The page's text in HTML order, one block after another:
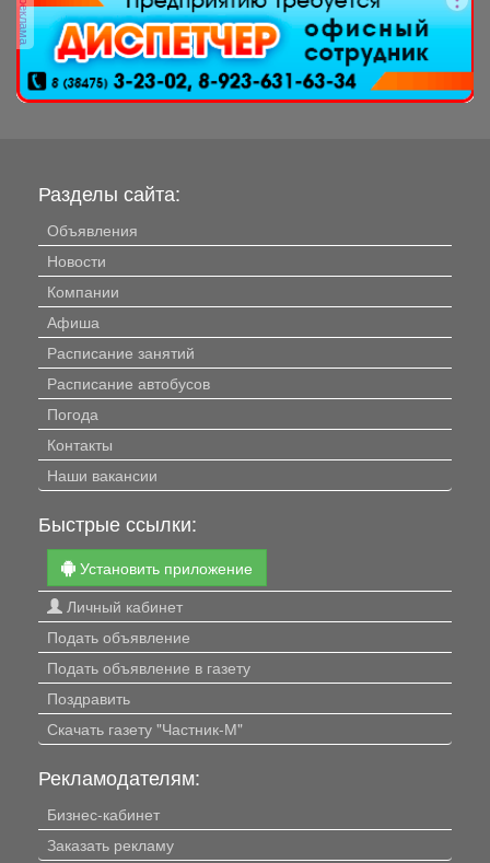
реклама
Разделы сайта:
Объявления
Новости
Компании
Афиша
Расписание занятий
Расписание автобусов
Погода
Контакты
Наши вакансии
Быстрые ссылки:
Установить приложение
Личный кабинет
Подать объявление
Подать объявление в газету
Поздравить
Скачать газету "Частник-М"
Рекламодателям:
Бизнес-кабинет
Заказать рекламу